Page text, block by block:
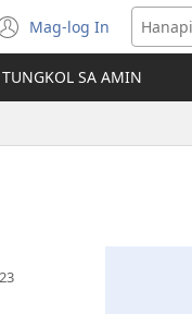
Mag-log In
(may
bubukas
na
bagong
TUNGKOL SA AMIN